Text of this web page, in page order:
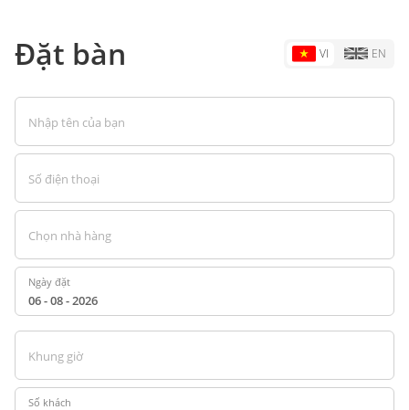
Đặt bàn VI EN
Nhập tên của bạn
Số điện thoại
Chọn nhà hàng
Ngày đặt
Khung giờ
Số khách